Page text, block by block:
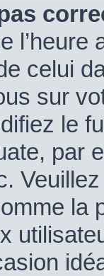
celui
sur
le
par
la